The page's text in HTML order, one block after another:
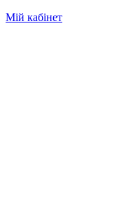
Мій кабінет